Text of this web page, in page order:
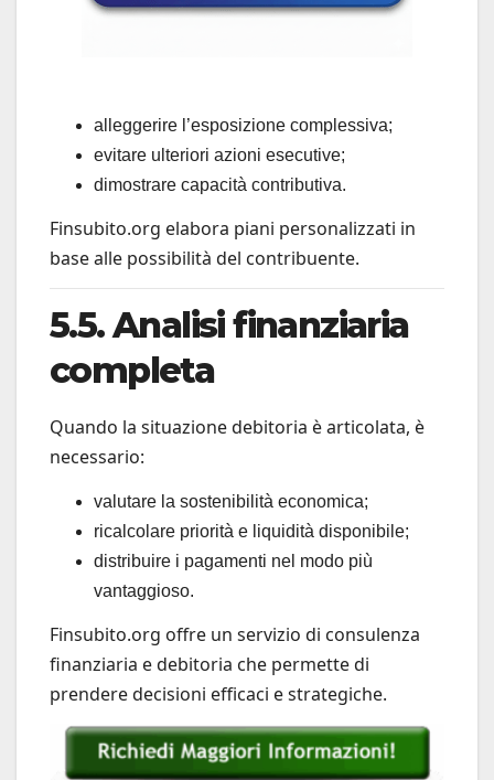
alleggerire l’esposizione complessiva;
evitare ulteriori azioni esecutive;
dimostrare capacità contributiva.
Finsubito.org elabora piani personalizzati in
base alle possibilità del contribuente.
5.5. Analisi finanziaria
completa
Quando la situazione debitoria è articolata, è
necessario:
valutare la sostenibilità economica;
ricalcolare priorità e liquidità disponibile;
distribuire i pagamenti nel modo più
vantaggioso.
Finsubito.org offre un servizio di consulenza
finanziaria e debitoria che permette di
prendere decisioni efficaci e strategiche.